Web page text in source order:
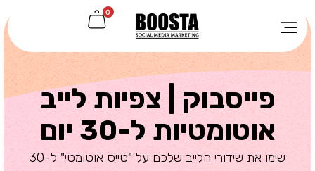
0
פייסבוק | צפיות לייב
אוטומטיות ל-30 יום
שימו את שידורי הלייב שלכם על "טייס אוטומטי" ל-30